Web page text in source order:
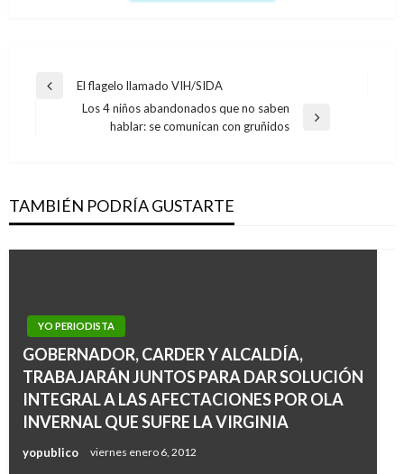
Navegación
Entrada
El flagelo llamado VIH/SIDA
Los 4 niños abandonados que no saben
hablar: se comunican con gruñidos
TAMBIÉN PODRÍA GUSTARTE
YO PERIODISTA
GOBERNADOR, CARDER Y ALCALDÍA,
TRABAJARÁN JUNTOS PARA DAR SOLUCIÓN
INTEGRAL A LAS AFECTACIONES POR OLA
INVERNAL QUE SUFRE LA VIRGINIA
yopublico viernes enero 6, 2012